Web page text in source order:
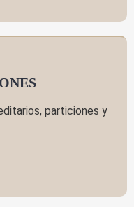
particiones y